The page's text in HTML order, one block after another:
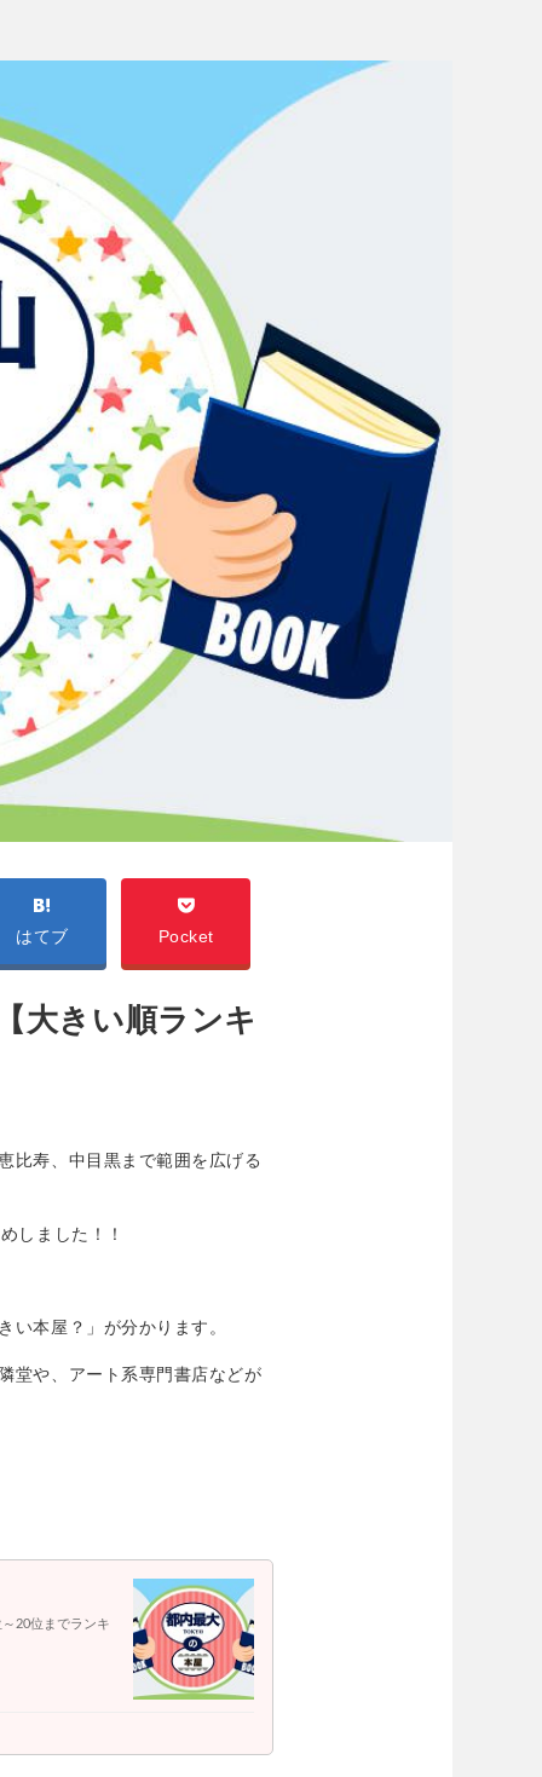
はてブ Pocket
大きい順ランキ
比寿、中目黒まで範囲を広げる
しました！！
い本屋？」が分かります。
堂や、アート系専門書店などが
20位までランキ